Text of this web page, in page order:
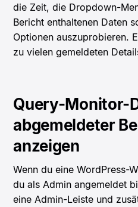
die Zeit, die Dropdown-
Bericht enthaltenen Daten
Optionen auszuprobieren.
zu vielen gemeldeten
Query-Monitor-
abgemeldeter
anzeigen
Wenn du eine WordPress-
du als Admin angemeldet
eine Admin-Leiste und